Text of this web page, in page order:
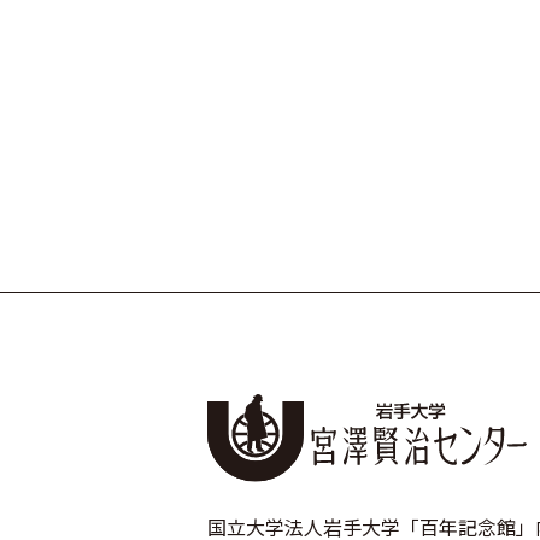
国立大学法人岩手大学「百年記念館